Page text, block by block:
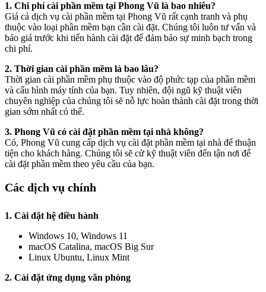
1. Chi phí cài phần mềm tại Phong Vũ là bao nhiêu?
Giá cả dịch vụ cài phần mềm tại Phong Vũ rất cạnh tranh và phụ
thuộc vào loại phần mềm bạn cần cài đặt. Chúng tôi luôn tư vấn và
báo giá trước khi tiến hành cài đặt để đảm bảo sự minh bạch trong
chi phí.
2. Thời gian cài phần mềm là bao lâu?
Thời gian cài phần mềm phụ thuộc vào độ phức tạp của phần mềm
và cấu hình máy tính của bạn. Tuy nhiên, đội ngũ kỹ thuật viên
chuyên nghiệp của chúng tôi sẽ nỗ lực hoàn thành cài đặt trong thời
gian sớm nhất có thể.
3. Phong Vũ có cài đặt phần mềm tại nhà không?
Có, Phong Vũ cung cấp dịch vụ cài đặt phần mềm tại nhà để thuận
tiện cho khách hàng. Chúng tôi sẽ cử kỹ thuật viên đến tận nơi để
cài đặt phần mềm theo yêu cầu của bạn.
Các dịch vụ chính
1. Cài đặt hệ điều hành
Windows 10, Windows 11
macOS Catalina, macOS Big Sur
Linux Ubuntu, Linux Mint
2. Cài đặt ứng dụng văn phòng